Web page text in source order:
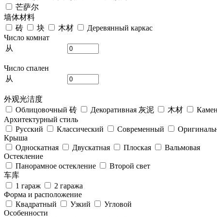
芒萨尔
墙体材料
砖
块 木材
Деревянный каркас
Число комнат
从
Число спален
从
外观光洁度
Облицовочный 砖
Декоративная 灰泥 木材
Архитектурный стиль
Русский
Классический Современный
Крыша
Односкатная
Двускатная Плоская
Вальмовая
Остекление
Панорамное остекление
Второй свет
车库
1 гараж
2 гаража
Форма и расположение
Квадратный
Узкий
Угловой
Особенности